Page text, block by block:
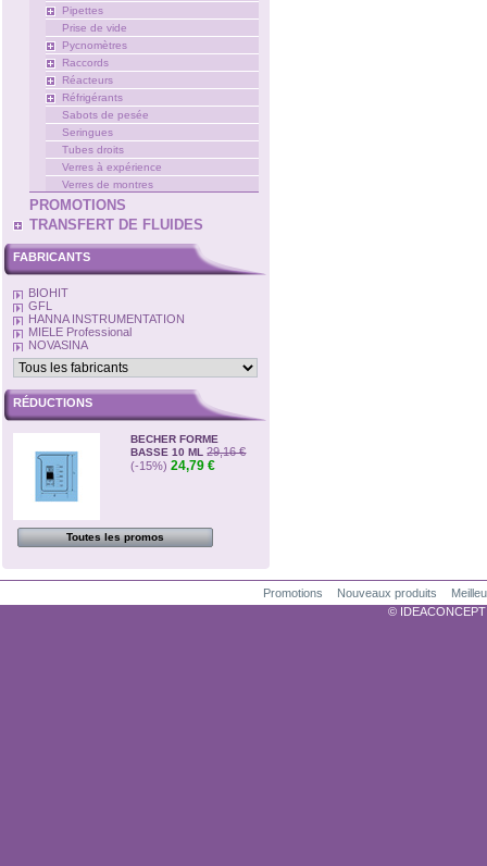
Pipettes
Prise de vide
Pycnomètres
Raccords
Réacteurs
Réfrigérants
Sabots de pesée
Seringues
Tubes droits
Verres à expérience
Verres de montres
PROMOTIONS
TRANSFERT DE FLUIDES
FABRICANTS
BIOHIT
GFL
HANNA INSTRUMENTATION
MIELE Professional
NOVASINA
RÉDUCTIONS
BECHER FORME
BASSE 10 ML 29,16 €
(-15%) 24,79 €
Toutes les promos
Promotions Nouveaux produits
©